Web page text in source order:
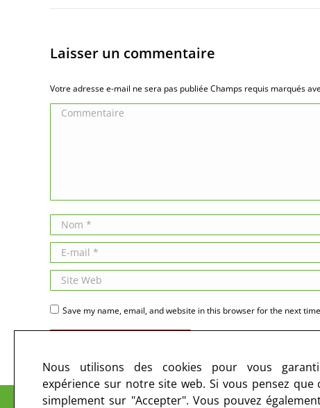
Laisser un commentaire
Votre adresse e-mail ne sera pas publiée Champs requis marqués
Commentaire
Nom *
E-mail *
Site Web
Save my name, email, and website in this browser for the next
Le CIRC sur les ondes et sur le web
Nous utilisons des cookies pour vous
expérience sur notre site web. Si vous pensez que
simplement sur "Accepter". Vous pouvez